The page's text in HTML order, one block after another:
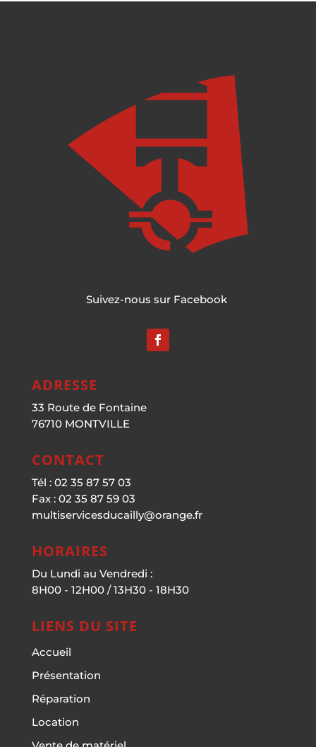
Suivez-nous sur Facebook
ADRESSE
33 Route de Fontaine
76710 MONTVILLE
CONTACT
Tél : 02 35 87 57 03
Fax : 02 35 87 59 03
multiservicesducailly@orange.fr
HORAIRES
Du Lundi au Vendredi :
8H00 - 12H00 / 13H30 - 18H30
LIENS DU SITE
Accueil
Présentation
Réparation
Location